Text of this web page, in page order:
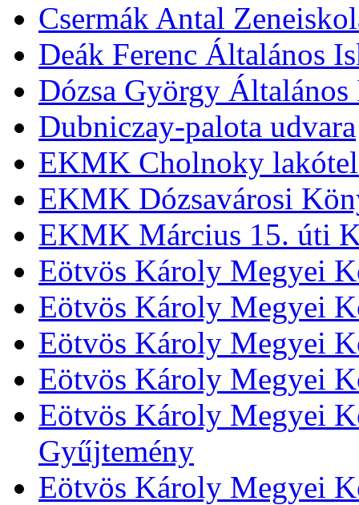
Csermák Antal
Deák Ferenc Általános
Dózsa György Általános
Dubniczay-palota udvara
EKMK Cholnoky
EKMK Dózsavárosi
EKMK Március 15. úti
Eötvös Károly Megyei
Eötvös Károly Megyei
Eötvös Károly Megyei
Eötvös Károly Megyei
Eötvös Károly Megyei
Gyűjtemény
Eötvös Károly Megyei